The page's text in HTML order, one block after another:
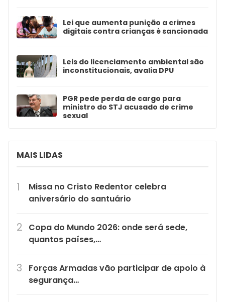
Lei que aumenta punição a crimes
digitais contra crianças é sancionada
Leis do licenciamento ambiental são
inconstitucionais, avalia DPU
PGR pede perda de cargo para
ministro do STJ acusado de crime
sexual
MAIS LIDAS
Missa no Cristo Redentor celebra
aniversário do santuário
Copa do Mundo 2026: onde será sede,
quantos países,…
Forças Armadas vão participar de apoio à
segurança…